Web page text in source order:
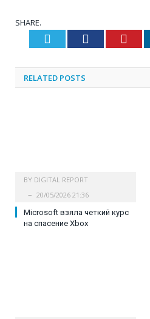
SHARE.
Twitter Facebook
RELATED POSTS
BY DIGITAL REPORT
20/05/2026 21:36
Microsoft взяла четкий курс
на спасение Xbox